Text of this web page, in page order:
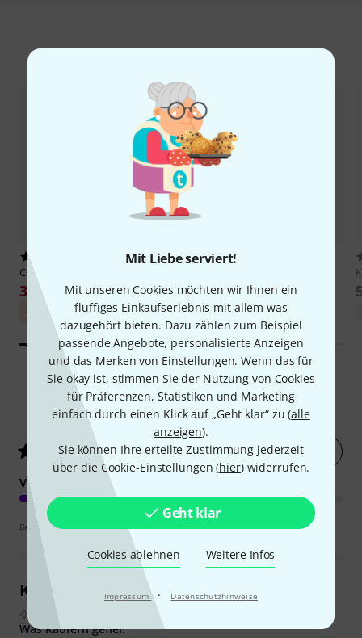
Mit Liebe serviert!
Mit unseren Cookies möchten wir Ihnen ein
fluffiges Einkaufserlebnis mit allem was
dazugehört bieten. Dazu zählen zum Beispiel
passende Angebote, personalisierte Anzeigen
und das Merken von Einstellungen. Wenn das für
Sie okay ist, stimmen Sie der Nutzung von Cookies
für Präferenzen, Statistiken und Marketing
einfach durch einen Klick auf „Geht klar“ zu (alle
anzeigen).
Sie können Ihre erteilte Zustimmung jederzeit
über die Cookie-Einstellungen (hier) widerrufen.
Geht klar
Cookies ablehnen Weitere Infos
Impressum · Datenschutzhinweise
Cordial
31 €
30-Tage-Bestpreis: 33 €
-6%
10,90 €
959Kundenbewertungen
4.8/ 5 Jetzt bewerten
VERARBEITUNG
Bewertungsrichtlinien
Kundenrezensionen im Überblick
Aus echten Käuferbewertungen, zusammengefasst durch KI
Was Käufern gefiel: